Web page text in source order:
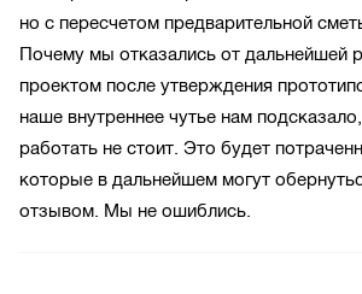
но с пересчетом предварительной
Почему мы отказались от дальнейшей
проектом после утверждения
наше внутреннее чутье нам
работать не стоит. Это будет
которые в дальнейшем могут
отзывом. Мы не ошиблись.